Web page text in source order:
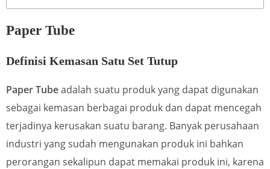
Paper Tube
Definisi Kemasan Satu Set Tutup
Paper Tubeadalah suatu produk yang dapat digunakan
sebagai kemasan berbagai produk dan dapat mencegah
terjadinya kerusakan suatu barang. Banyak perusahaan
industri yang sudah mengunakan produk ini bahkan
perorangan sekalipun dapat memakai produk ini, karena